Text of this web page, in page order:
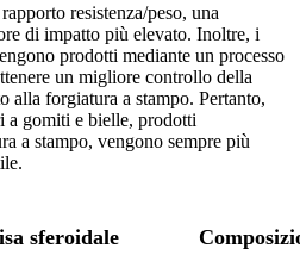
resistenza/peso, una
di impatto più elevato. Inoltre, i
prodotti mediante un processo
un migliore controllo della
alla forgiatura a stampo. Pertanto,
a gomiti e bielle, prodotti
a stampo, vengono sempre più
sferoidale